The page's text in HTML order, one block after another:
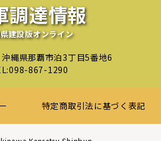
調達情報
建設版オンライン
沖縄県那覇市泊3丁目5番地6
098-867-1290
特定商取引法に基づく表記